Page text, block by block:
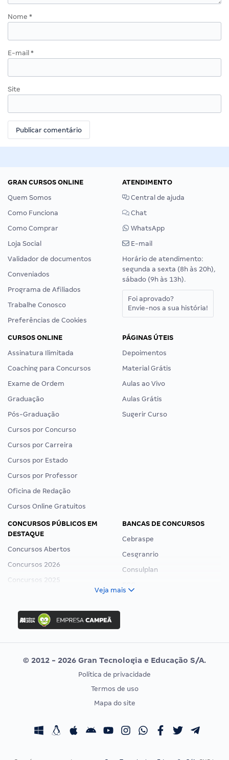
Nome *
E-mail *
Site
GRAN CURSOS ONLINE
Quem Somos
Como Funciona
Como Comprar
Loja Social
Validador de documentos
Conveniados
Programa de Afiliados
Trabalhe Conosco
Preferências de Cookies
ATENDIMENTO
Central de ajuda
Chat
WhatsApp
E-mail
Horário de atendimento:
segunda a sexta (8h às 20h),
sábado (9h às 13h).
Foi aprovado?
Envie-nos a sua história!
CURSOS ONLINE
Assinatura Ilimitada
Coaching para Concursos
Exame de Ordem
Graduação
Pós-Graduação
Cursos por Concurso
Cursos por Carreira
Cursos por Estado
Cursos por Professor
Oficina de Redação
Cursos Online Gratuitos
PÁGINAS ÚTEIS
Depoimentos
Material Grátis
Aulas ao Vivo
Aulas Grátis
Sugerir Curso
CONCURSOS PÚBLICOS EM
DESTAQUE
Concursos Abertos
Concursos 2026
Concursos 2025
Concurso Ibama
Concurso MPU
Editais publicados
BANCAS DE CONCURSOS
Cebraspe
Cesgranrio
Consulplan
Vunesp
CONCURSOS POR PROFISSÃO
Concursos Fiscais
EXAME DE ORDEM
Calendário OAB
Veja mais
© 2012 - 2026 Gran Tecnologia e Educação S/A.
Política de privacidade
Termos de uso
Mapa do site